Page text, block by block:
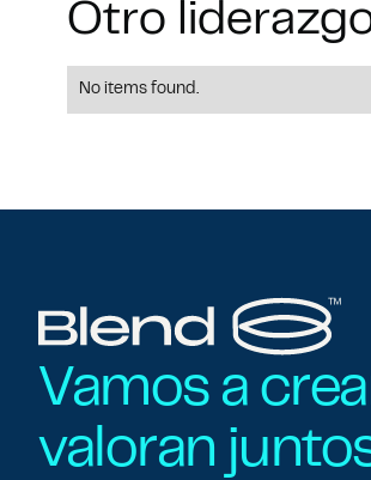
Otro
No items found.
Vamos a
valoran